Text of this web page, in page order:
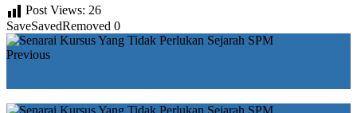
Post Views: 26
SaveSavedRemoved 0
Previous